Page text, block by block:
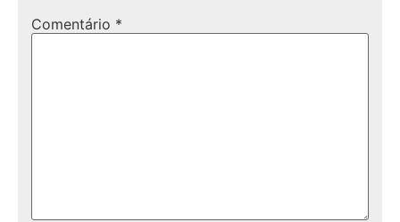
Comentário *